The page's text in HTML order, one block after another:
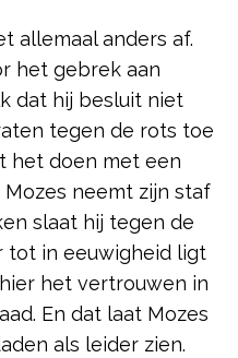
allemaal anders af.
het gebrek aan
dat hij besluit niet
tegen de rots toe
het doen met een
neemt zijn staf
slaat hij tegen de
tot in eeuwigheid ligt
het vertrouwen in
En dat laat Mozes
als leider zien.